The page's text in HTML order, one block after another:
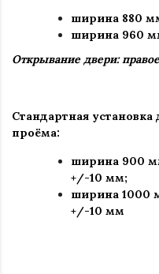
ширина 880
ширина 960
Открывание двери:
Стандартная
проёма:
ширина 900
+/-10 мм;
ширина 1000
+/-10 мм